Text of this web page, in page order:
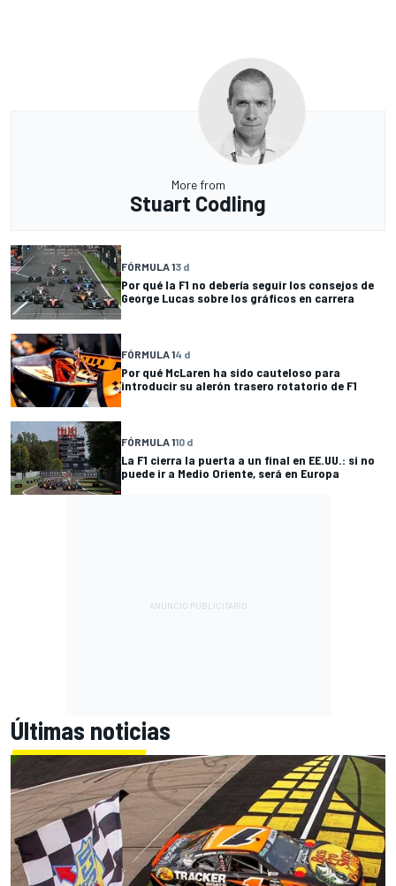
More from
Stuart Codling
FÓRMULA 13 d
Por qué la F1 no debería seguir los consejos de
George Lucas sobre los gráficos en carrera
FÓRMULA 14 d
Por qué McLaren ha sido cauteloso para
introducir su alerón trasero rotatorio de F1
FÓRMULA 110 d
La F1 cierra la puerta a un final en EE.UU.: si no
puede ir a Medio Oriente, será en Europa
Últimas noticias